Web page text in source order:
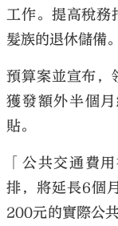
工作。提高稅務
髮族的退休儲備。
預算案並宣布，
獲發額外半個
貼。
「公共交通費
排，將延長6個
200元的實際公